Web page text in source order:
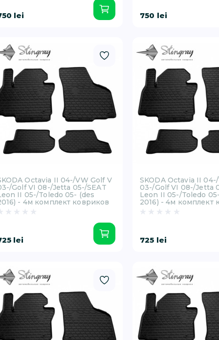
lei 750 lei
Octavia II 04-/VW Golf V
Golf VI 08-/Jetta 05-/SEAT
II 05-/Toledo 05- (des
- 4м комплект ковриков
lei
SKODA Octavia II
03-/Golf VI 08-/Jetta
Leon II 05-/Toledo
2016) - 4м комплект
725 lei